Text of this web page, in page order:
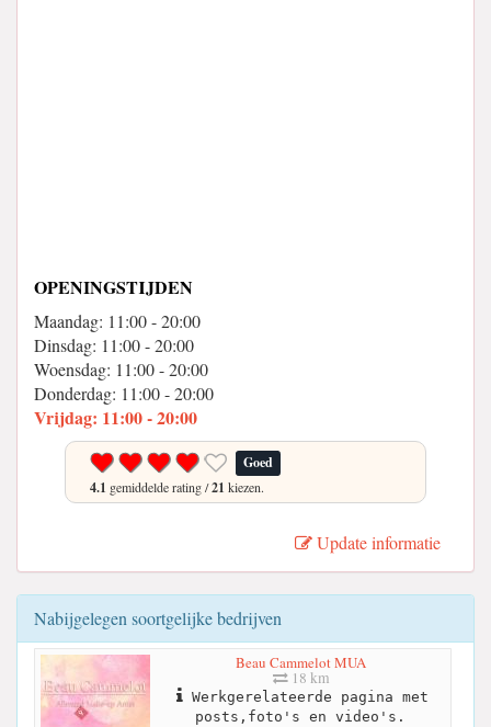
OPENINGSTIJDEN
Maandag: 11:00 - 20:00
Dinsdag: 11:00 - 20:00
Woensdag: 11:00 - 20:00
Donderdag: 11:00 - 20:00
Vrijdag: 11:00 - 20:00
Goed
4.1 gemiddelde rating /21 kiezen.
Update informatie
Nabijgelegen soortgelijke bedrijven
Beau Cammelot MUA
18 km
Werkgerelateerde pagina met
posts,foto's en video's.